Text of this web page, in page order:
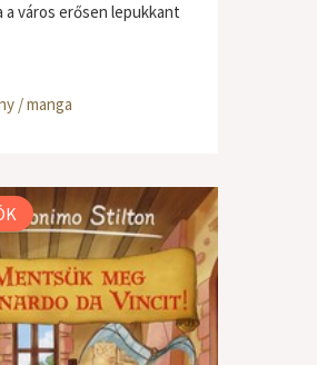
a város erősen lepukkant
/ manga